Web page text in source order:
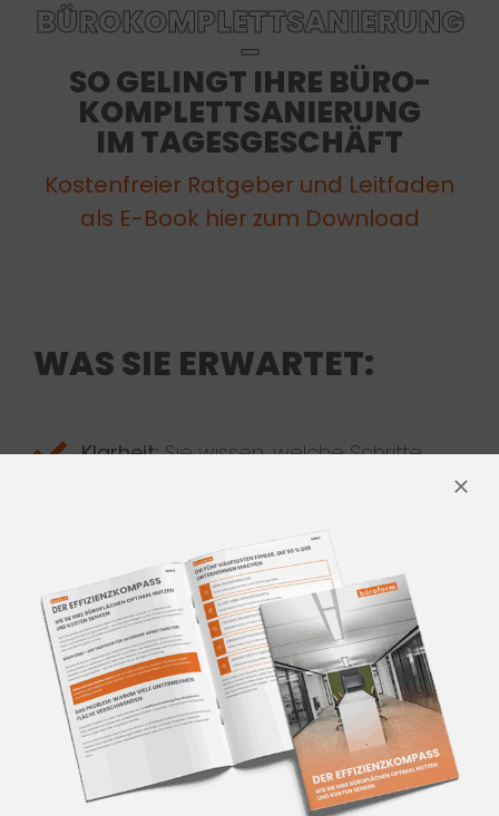
BÜROKOMPLETTSANIERUNG
–
SO GELINGT IHRE BÜRO-
KOMPLETTSANIERUNG
IM TAGESGESCHÄFT
Kostenfreier Ratgeber und Leitfaden
als E-Book hier zum Download
WAS SIE ERWARTET:
Klarheit:Sie wissen, welche Schritte
Sie vermeiden Chaos,
Verzögerungen und
Budgetüberschreitungen
Effizienz:Sie sanieren, während Ihr
Team weiterarbeitet
Planungssouveränität:Sie haben
Kontrolle über Kosten, Termine und
Gewerke